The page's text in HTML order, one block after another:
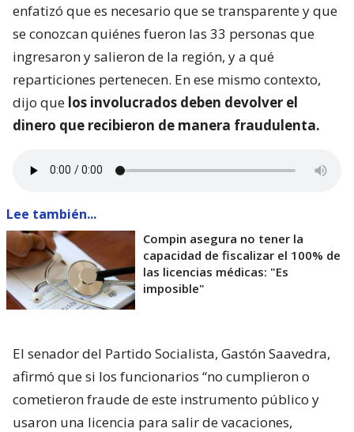
enfatizó que es necesario que se transparente y que
se conozcan quiénes fueron las 33 personas que
ingresaron y salieron de la región, y a qué
reparticiones pertenecen. En ese mismo contexto,
dijo que los involucrados deben devolver el
dinero que recibieron de manera fraudulenta.
Lee también...
Compin asegura no tener la
capacidad de fiscalizar el 100% de
las licencias médicas: "Es
imposible"
El senador del Partido Socialista, Gastón Saavedra,
afirmó que si los funcionarios “no cumplieron o
cometieron fraude de este instrumento público y
usaron una licencia para salir de vacaciones,